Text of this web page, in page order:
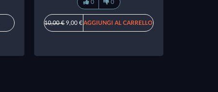
0 0
10,00 €9,00 € AGGIUNGI AL CARRELLO